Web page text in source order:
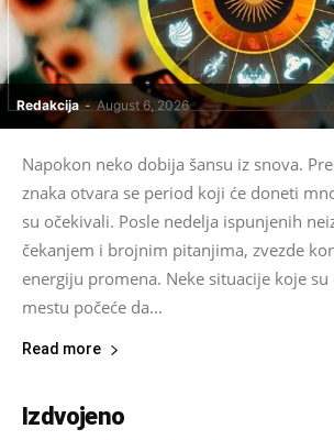
Redakcija - August 6, 2026
Napokon neko dobija šansu iz snova.
znaka otvara se period koji će doneti
su očekivali. Posle nedelja ispunjenih
čekanjem i brojnim pitanjima, zvezde
energiju promena. Neke situacije koje su
mestu počeće da...
Read more
Izdvojeno